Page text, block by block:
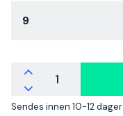
9
Sendes innen 10-12 dager